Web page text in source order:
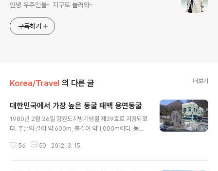
안녕 우주인들~ 지구로 놀러와~
구독하기
Korea/Travel 의 다른 글 더보기
대한민국에서 가장 높은 동굴 태백 용연동굴
1980년 2월 26일 강원도지방기념물 제39호로 지정되었
다. 주굴의 길이 약 600m, 총길이 약 1,000m이다. 동굴
ol)이 있다. 곳곳에 종유석·석회화폭(石灰華瀑)이 발달해
56 50 2012. 3. 15.